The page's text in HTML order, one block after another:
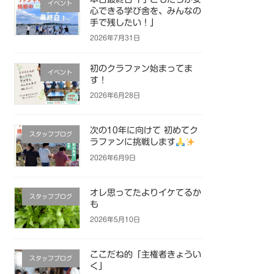
イベント
心できる学び舎を、みんなの
手で残したい！」
2026年7月31日
イベント
初のクラファン始まってま
す！
2026年6月28日
スタッフブログ
次の10年に向けて 初めてク
ラファンに挑戦します
2026年6月9日
スタッフブログ
オレ思ってたよりイケてるか
も
2026年5月10日
スタッフブログ
ここだね的「主権者きょうい
く」